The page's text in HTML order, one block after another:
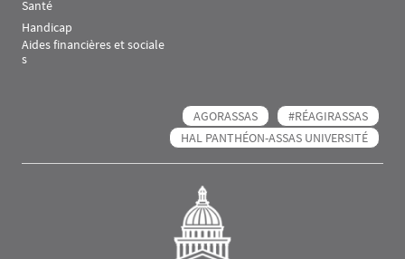
Santé
Handicap
Aides financières et sociale
s
AGORASSAS
#RÉAGIRASSAS
HAL PANTHÉON-ASSAS UNIVERSITÉ